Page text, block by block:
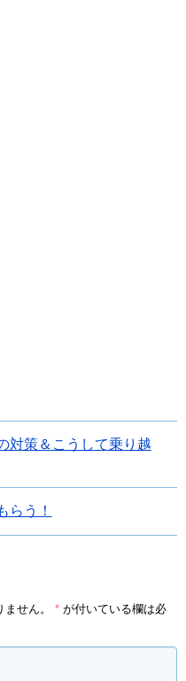
対策＆こうして乗り越
らう！
せん。 * が付いている欄は必